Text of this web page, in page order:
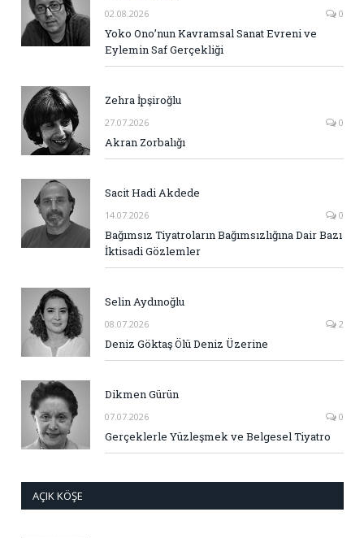
02.08.2026 0
Yoko Ono’nun Kavramsal Sanat Evreni ve
Eylemin Saf Gerçekliği
Zehra İpşiroğlu
27.07.2026 0
Akran Zorbalığı
Sacit Hadi Akdede
14.07.2026 0
Bağımsız Tiyatroların Bağımsızlığına Dair Bazı
İktisadi Gözlemler
Selin Aydınoğlu
08.07.2026 2
Deniz Göktaş Ölü Deniz Üzerine
Dikmen Gürün
07.07.2026 0
Gerçeklerle Yüzleşmek ve Belgesel Tiyatro
AÇIK KÖŞE